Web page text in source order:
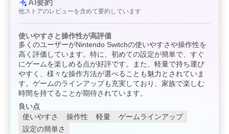
AI要約
他ストアのレビューを含めて要約しています
使いやすさと操作性が高評価
多くのユーザーがNintendo Switchの使いやすさや操作性を
高く評価しています。特に、初めての設定が簡単で、すぐ
にゲームを楽しめる点が好評です。また、軽量で持ち運び
やすく、様々な操作方法が選べることも魅力とされていま
す。ゲームのラインアップも充実しており、家族で楽しむ
時間を持てることが期待されています。
良い点
使いやすさ
操作性 軽量
ゲームラインアップ
設定の簡単さ